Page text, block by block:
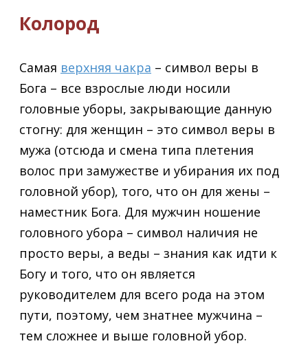
Колород
Самая верхняя чакра – символ веры в
Бога – все взрослые люди носили
головные уборы, закрывающие данную
стогну: для женщин – это символ веры в
мужа (отсюда и смена типа плетения
волос при замужестве и убирания их под
головной убор), того, что он для жены –
наместник Бога. Для мужчин ношение
головного убора – символ наличия не
просто веры, а веды – знания как идти к
Богу и того, что он является
руководителем для всего рода на этом
пути, поэтому, чем знатнее мужчина –
тем сложнее и выше головной убор.